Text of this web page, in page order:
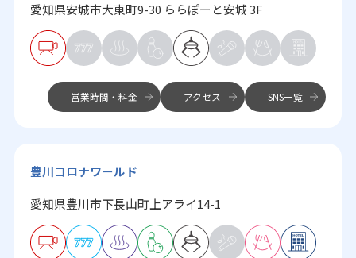
愛知県安城市大東町9-30 ららぽーと安城 3F
営業時間・料金 アクセス SNS一覧
豊川コロナワールド
愛知県豊川市下長山町上アライ14-1